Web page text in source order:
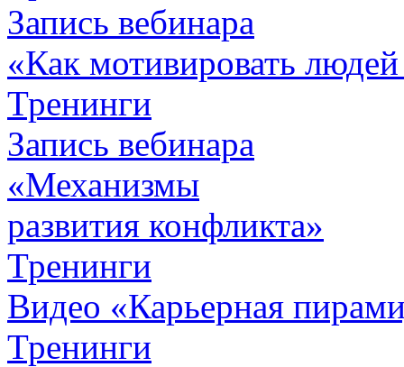
Запись вебинара
«Как мотивировать
Тренинги
Запись вебинара
«Механизмы
развития конфликта»
Тренинги
Видео «Карьерная
Тренинги